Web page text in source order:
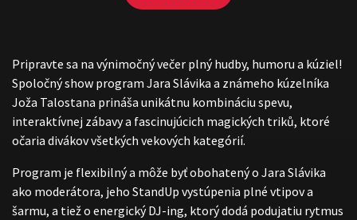
Pripravte sa na výnimočný večer plný hudby, humoru a kúziel!
Spoločný show program Jara Slávika a známeho kúzelníka
Joža Talostana prináša unikátnu kombináciu spevu,
interaktívnej zábavy a fascinujúcich magických triků, ktoré
očaria divákov všetkých vekových kategórií.
Program je flexibilný a môže byť obohatený o Jara Slávika
ako moderátora, jeho StandUp vystúpenia plné vtipov a
šarmu, a tiež o energický DJ-ing, ktorý dodá podujatiu rytmus